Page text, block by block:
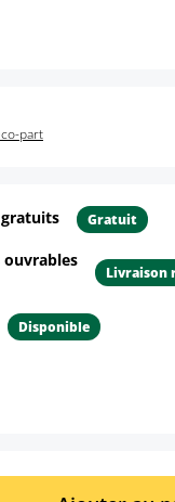
part
Gratuit
ouvrables
Livraison
Disponible
la